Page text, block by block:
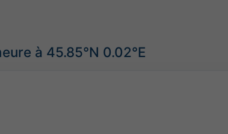
à 45.85°N 0.02°E